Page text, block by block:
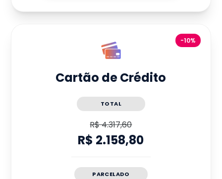
-10%
Cartão de Crédito
TOTAL
R$ 4.317,60
R$ 2.158,80
PARCELADO